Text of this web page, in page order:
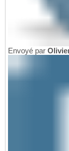
Envoyé par